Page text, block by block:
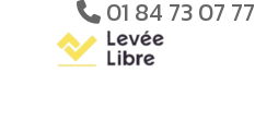
01 84 73 07 77